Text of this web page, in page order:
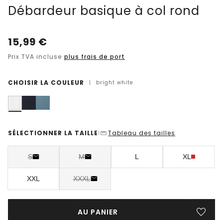
Débardeur basique à col rond
15,99 €
Prix TVA incluse plus frais de port
CHOISIR LA COULEUR | bright white
SÉLECTIONNER LA TAILLE | Tableau des tailles
S M L XL
XXL XXXL
AU PANIER